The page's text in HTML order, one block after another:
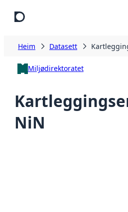
Heim Datasett
Miljødirektoratet
NiN